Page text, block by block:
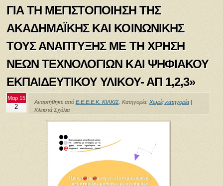
ΓΙΑ ΤΗ ΜΕΓΙΣΤΟΠΟΙΗΣΗ ΤΗΣ
ΑΚΑΔΗΜΑΪΚΗΣ ΚΑΙ ΚΟΙΝΩΝΙΚΗΣ
ΤΟΥΣ ΑΝΑΠΤΥΞΗΣ ΜΕ ΤΗ ΧΡΗΣΗ
ΝΕΩΝ ΤΕΧΝΟΛΟΓΙΩΝ ΚΑΙ ΨΗΦΙΑΚΟΥ
ΕΚΠΑΙΔΕΥΤΙΚΟΥ ΥΛΙΚΟΥ- ΑΠ 1,2,3»
Μαρ 15
2
Αναρτήθηκε από Ε.Ε.Ε.Ε.Κ. ΚΙΛΚΙΣ. Κατηγορία: Χωρίς κατηγορία|
Κλειστά Σχόλια